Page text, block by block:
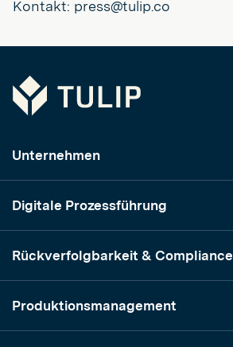
Kontakt: press@tulip.co
Tulip
Unternehmen
Digitale Prozessführung
Rückverfolgbarkeit & Compliance
Produktionsmanagement